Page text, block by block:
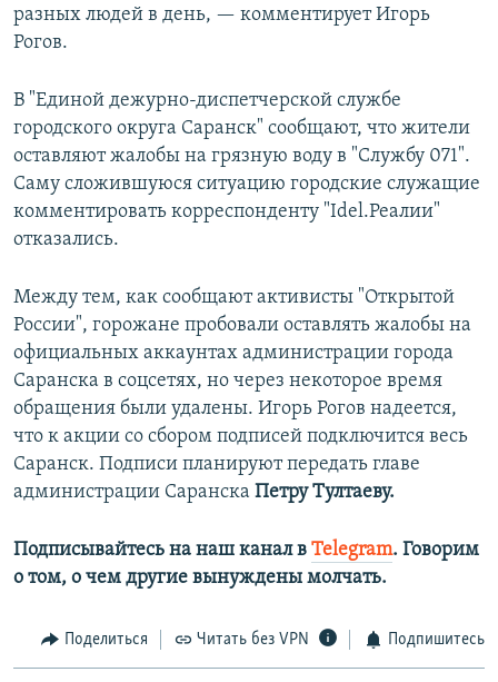
разных людей в день, — комментирует Игорь
Рогов.
В "Единой дежурно-диспетчерской службе
городского округа Саранск" сообщают, что жители
оставляют жалобы на грязную воду в "Службу 071".
Саму сложившуюся ситуацию городские служащие
комментировать корреспонденту "Idel.Реалии"
отказались.
Между тем, как сообщают активисты "Открытой
России", горожане пробовали оставлять жалобы на
официальных аккаунтах администрации города
Саранска в соцсетях, но через некоторое время
обращения были удалены. Игорь Рогов надеется,
что к акции со сбором подписей подключится весь
Саранск. Подписи планируют передать главе
администрации Саранска Петру Тултаеву.
Подписывайтесь на наш канал в Telegram. Говорим
о том, о чем другие вынуждены молчать.
Поделиться Читать без VPN Подпишитесь